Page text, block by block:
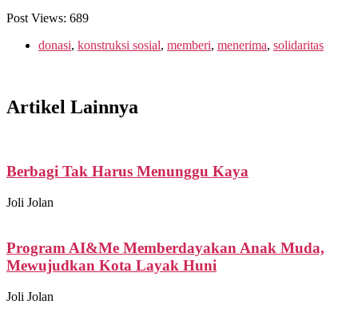
Post Views: 689
donasi, konstruksi sosial, memberi, menerima, solidaritas
Artikel Lainnya
Berbagi Tak Harus Menunggu Kaya
Joli Jolan
Program AI&Me Memberdayakan Anak Muda,
Mewujudkan Kota Layak Huni
Joli Jolan